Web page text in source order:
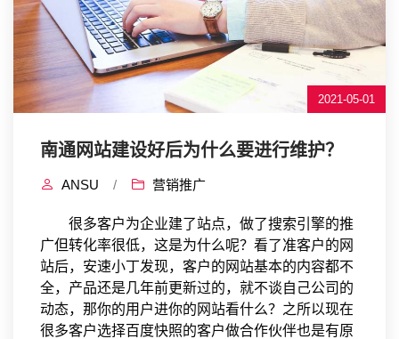
2021-05-01
南通网站建设好后为什么要进行维护？
ANSU / 营销推广
很多客户为企业建了站点，做了搜索引擎的推
广但转化率很低，这是为什么呢？看了准客户的网
站后，安速小丁发现，客户的网站基本的内容都不
全，产品还是几年前更新过的，就不谈自己公司的
动态，那你的用户进你的网站看什么？之所以现在
很多客户选择百度快照的客户做合作伙伴也是有原